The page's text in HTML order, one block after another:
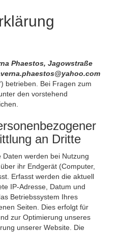
Phaestos, Jagowstraße
betrieben. Bei Fragen zum
den vorstehend
an Dritte
werden bei Nutzung
ihr Endgerät (Computer,
Erfasst werden die aktuell
IP-Adresse, Datum und
Betriebssystem Ihres
Seiten. Dies erfolgt für
zur Optimierung unseres
unserer Website. Die